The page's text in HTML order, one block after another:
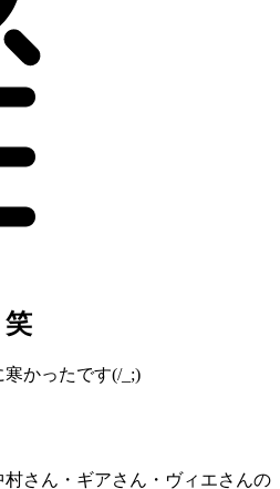
笑
かったです(/_;)
村さん・ギアさん・ヴィエさんの